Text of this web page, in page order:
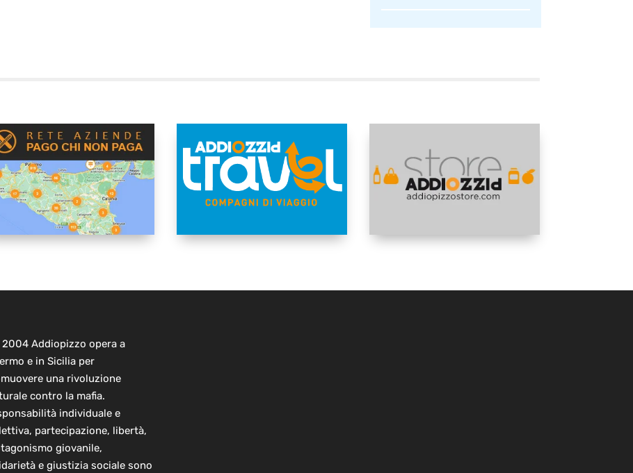
2004 Addiopizzo opera a
e in Sicilia per
una rivoluzione
contro la mafia.
individuale e
partecipazione, libertà,
giovanile,
e giustizia sociale sono